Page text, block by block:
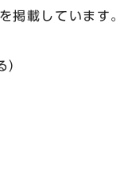
掲載しています。